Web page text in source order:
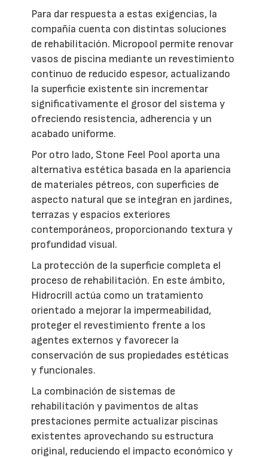
Para dar respuesta a estas exigencias, la
compañía cuenta con distintas soluciones
de rehabilitación. Micropool permite renovar
vasos de piscina mediante un revestimiento
continuo de reducido espesor, actualizando
la superficie existente sin incrementar
significativamente el grosor del sistema y
ofreciendo resistencia, adherencia y un
acabado uniforme.
Por otro lado, Stone Feel Pool aporta una
alternativa estética basada en la apariencia
de materiales pétreos, con superficies de
aspecto natural que se integran en jardines,
terrazas y espacios exteriores
contemporáneos, proporcionando textura y
profundidad visual.
La protección de la superficie completa el
proceso de rehabilitación. En este ámbito,
Hidrocrill actúa como un tratamiento
orientado a mejorar la impermeabilidad,
proteger el revestimiento frente a los
agentes externos y favorecer la
conservación de sus propiedades estéticas
y funcionales.
La combinación de sistemas de
rehabilitación y pavimentos de altas
prestaciones permite actualizar piscinas
existentes aprovechando su estructura
original, reduciendo el impacto económico y